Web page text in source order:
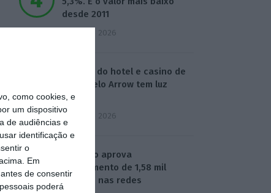
como cookies, e
um dispositivo
de audiências e
identificação e
o
Em
de consentir
poderá
desde 2011
5 Agosto 2026
Compra do hotel e casino de
Troia pelo Arrow tem luz
verde
5 Agosto 2026
Governo aprova
investimento de 1,58 mil
milhões nas redes